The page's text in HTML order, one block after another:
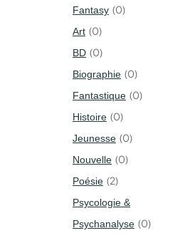
Fantasy 0
Art 0
BD 0
Biographie 0
Fantastique 0
Histoire 0
Jeunesse 0
Nouvelle 0
Poésie 2
Psycologie &
Psychanalyse
0